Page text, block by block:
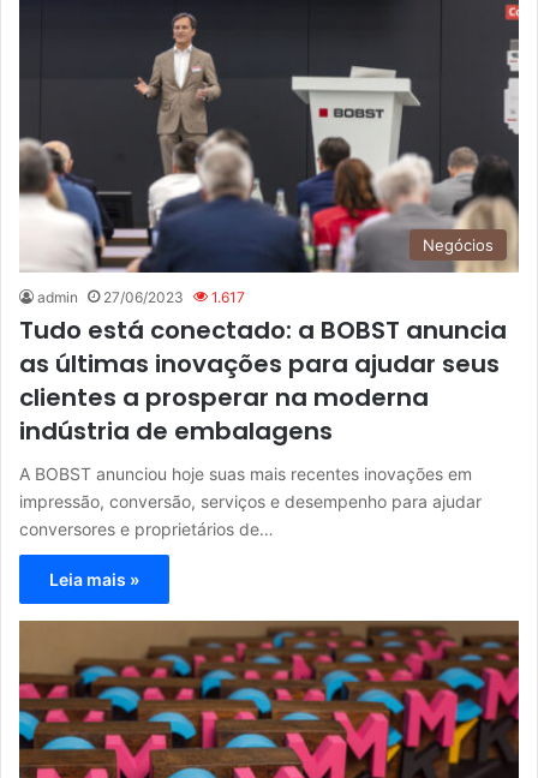
Negócios
admin 27/06/2023 1.617
Tudo está conectado: a BOBST anuncia
as últimas inovações para ajudar seus
clientes a prosperar na moderna
indústria de embalagens
A BOBST anunciou hoje suas mais recentes inovações em
impressão, conversão, serviços e desempenho para ajudar
conversores e proprietários de…
Leia mais »